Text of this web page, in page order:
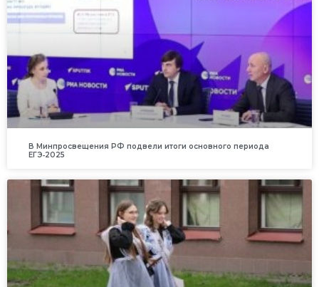
В Минпросвещения РФ подвели итоги основного периода
ЕГЭ‑2025